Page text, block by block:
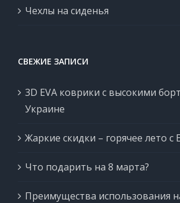
Чехлы на сиденья
СВЕЖИЕ ЗАПИСИ
3D EVA коврики с высокими
Украине
Жаркие скидки – горячее лето с
Что подарить на 8 марта?
Преимущества использования